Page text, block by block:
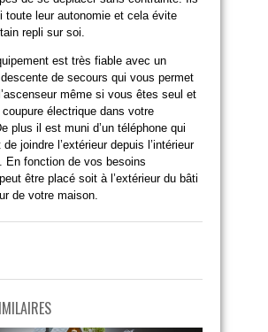
toute leur autonomie et cela évite
repli sur soi.
est très fiable avec un
de secours qui vous permet
même si vous êtes seul et
coupure électrique dans votre
plus il est muni d’un téléphone qui
joindre l’extérieur depuis l’intérieur
En fonction de vos besoins
être placé soit à l’extérieur du bâti
de votre maison.